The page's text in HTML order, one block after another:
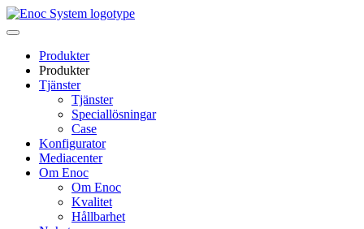
Skip
to
Produkter
Produkter
Tjänster
Tjänster
Speciallösningar
Case
Konfigurator
Mediacenter
Om Enoc
Om Enoc
Kvalitet
Hållbarhet